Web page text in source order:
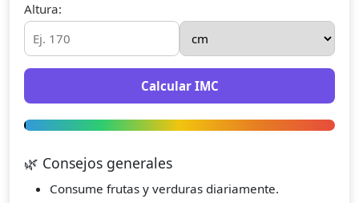
Altura:
Calcular IMC
🌿 Consejos generales
Consume frutas y verduras diariamente.